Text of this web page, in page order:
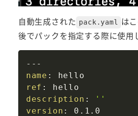
自動生成された pack.yaml は
後でパックを指定する際に使用
---
name :
ref :
description :
''
version :